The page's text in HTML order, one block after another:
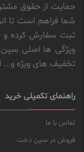
حمایت از حقوق
شما فراهم است تا
ثبت سفارش کرده و
ویژگی ها اصلی سین
تخفیف های ویژه
راهنمای تکمیلی خرید
تماس با ما
فروش در سین دخت